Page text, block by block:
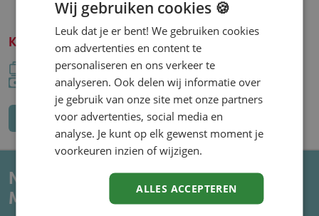
Solliciteer als één van de eersten
Klantenservice medewerker Vitens
Bedrijf: Vitens
Vitens Locatie: Arnhem
ArnhemUren per week: 32 - 40 uur
32 - 40 uur Functieniveau: MBO-2
MBO-2
Salaris: € 17,99 per uur
€ 17,99 per uur
Bekijk vacature
Niet gevonden wat je zocht?
Maak een vacature alert aan.
Wij gebruiken cookies 🍪
Leuk dat je er bent! We gebruiken cookies
om advertenties en content te
personaliseren en ons verkeer te
analyseren. Ook delen wij informatie over
je gebruik van onze site met onze partners
voor advertenties, social media en
analyse. Je kunt op elk gewenst moment je
voorkeuren inzien of wijzigen.
ALLES ACCEPTEREN